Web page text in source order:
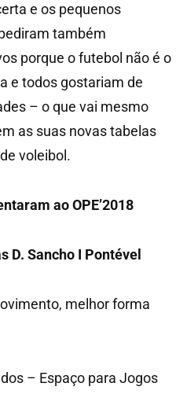
e os pequenos
também
porque o futebol não é o
e todos gostariam de
– o que vai mesmo
as suas novas tabelas
voleibol.
ao OPE’2018
D. Sancho I Pontével
melhor forma
– Espaço para Jogos